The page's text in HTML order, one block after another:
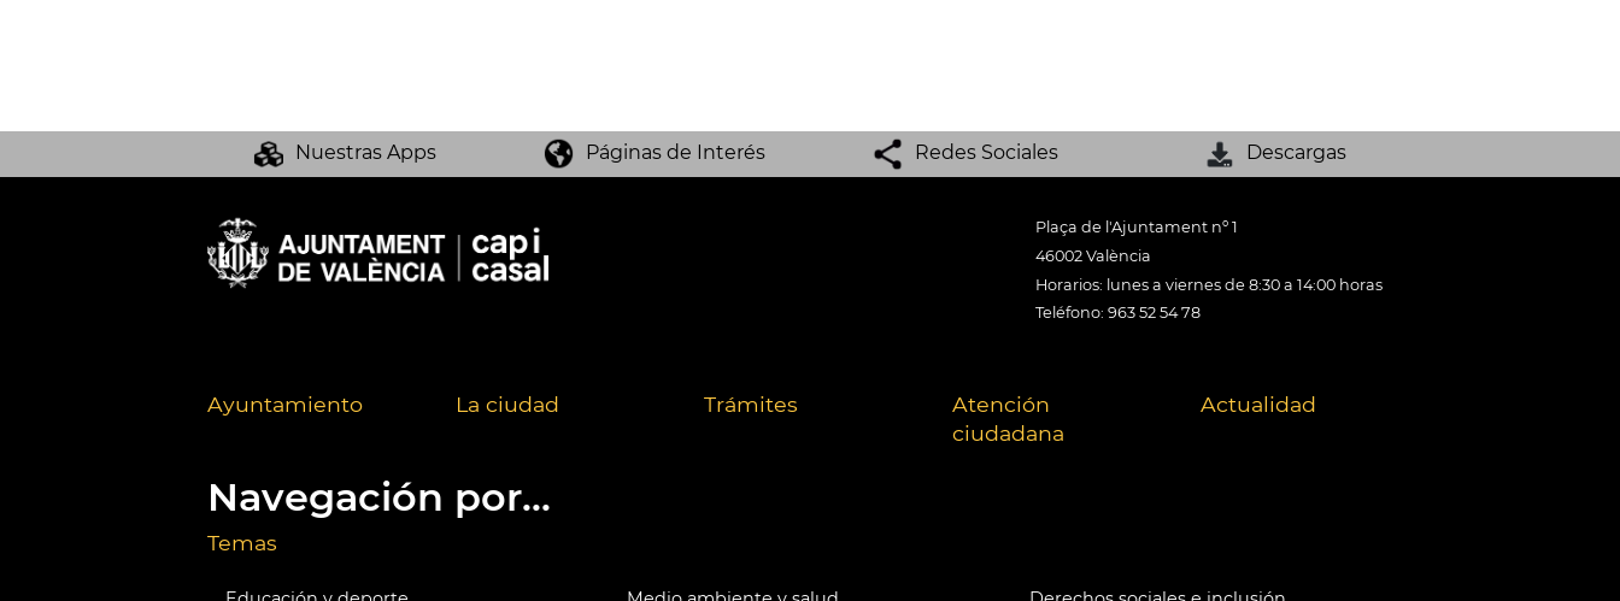
Nuestras Apps Páginas de Interés Redes Sociales Descargas
Plaça de l'Ajuntament nº 1
46002 València
Horarios: lunes a viernes de 8:30 a 14:00 horas
Teléfono: 963 52 54 78
Ayuntamiento La ciudad Trámites
Atención
ciudadana
Actualidad
Navegación por...
Temas